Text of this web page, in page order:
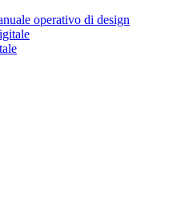
operativo di design